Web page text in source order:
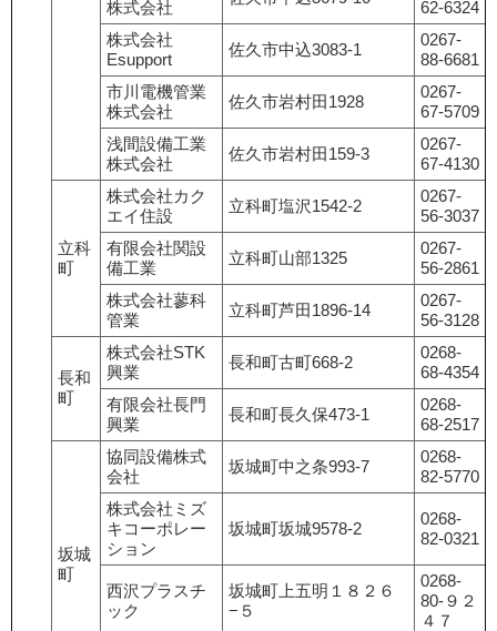
株式会社
62-6324
株式会社
Esupport
佐久市中込3083-1
0267-
88-6681
市川電機管業
株式会社
佐久市岩村田1928
0267-
67-5709
浅間設備工業
株式会社
佐久市岩村田159-3
0267-
67-4130
立科
町
株式会社カク
エイ住設
立科町塩沢1542-2
0267-
56-3037
有限会社関設
備工業
立科町山部1325
0267-
56-2861
株式会社蓼科
管業
立科町芦田1896-14
0267-
56-3128
長和
町
株式会社STK
興業
長和町古町668-2
0268-
68-4354
有限会社長門
興業
長和町長久保473-1
0268-
68-2517
坂城
町
協同設備株式
会社
坂城町中之条993-7
0268-
82-5770
株式会社ミズ
キコーポレー
ション
坂城町坂城9578-2
0268-
82-0321
西沢プラスチ
ック
坂城町上五明１８２６
−５
0268-
80-９２
４７